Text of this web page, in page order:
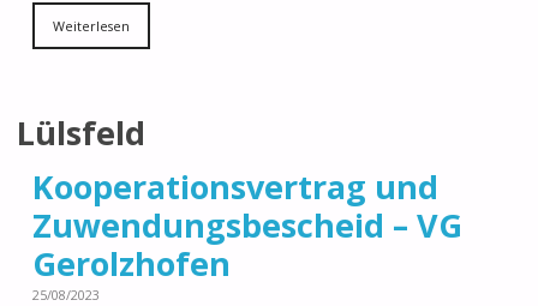
Weiterlesen
Lülsfeld
Kooperationsvertrag und
Zuwendungsbescheid – VG
Gerolzhofen
25/08/2023